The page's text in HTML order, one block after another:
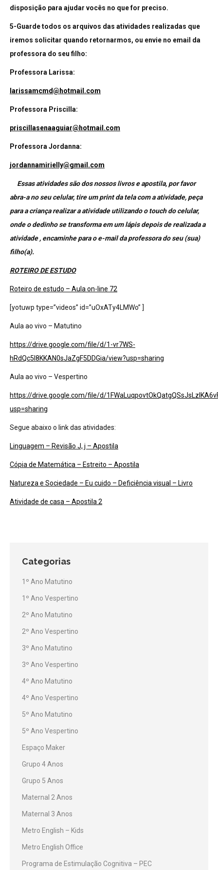
disposição para ajudar vocês no que for preciso.
5-Guarde todos os arquivos das atividades realizadas que
iremos solicitar quando retornarmos, ou envie no email da
professora do seu filho:
Professora Larissa:
larissamcmd@hotmail.com
Professora Priscilla:
priscillasenaaguiar@hotmail.com
Professora Jordanna:
jordannamirielly@gmail.com
Essas atividades são dos nossos livros e apostila, por favor
abra-a no seu celular, tire um print da tela com a atividade, peça
para a criança realizar a atividade utilizando o touch do celular,
onde o dedinho se transforma em um lápis depois de realizada a
atividade , encaminhe para o e-mail da professora do seu (sua)
filho(a).
ROTEIRO DE ESTUDO
Roteiro de estudo – Aula on-line 72
[yotuwp type=”videos” id=”uOxATy4LMWo” ]
Aula ao vivo – Matutino
https://drive.google.com/file/d/1-vr7WS-
hRdQc5l8KKAN0sJaZgF5DDGia/view?usp=sharing
Aula ao vivo – Vespertino
https://drive.google.com/file/d/
usp=sharing
Segue abaixo o link das atividades:
Linguagem – Revisão J, j – Apostila
Cópia de Matemática – Estreito – Apostila
Natureza e Sociedade – Eu cuido – Deficiência visual – Livro
Atividade de casa – Apostila 2
Categorias
1º Ano Matutino
1º Ano Vespertino
2º Ano Matutino
2º Ano Vespertino
3º Ano Matutino
3º Ano Vespertino
4º Ano Matutino
4º Ano Vespertino
5º Ano Matutino
5º Ano Vespertino
Espaço Maker
Grupo 4 Anos
Grupo 5 Anos
Maternal 2 Anos
Maternal 3 Anos
Metro English – Kids
Metro English Office
Programa de Estimulação Cognitiva – PEC